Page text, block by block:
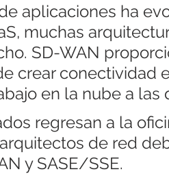
aplicaciones ha
muchas
SD-WAN
crear conectividad
en la nube a las
regresan a la
de red
y SASE/SSE.